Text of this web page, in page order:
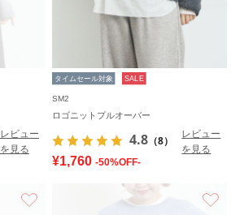
レビュー
を見る
タイムセール対象 SALE
SM2
ロゴニットプルオーバー
4.8 （8）
レビュー
を見る
¥1,760 -50%OFF-